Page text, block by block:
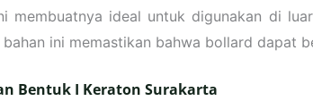
membuatnya ideal untuk digunakan di
bahan ini memastikan bahwa bollard
Bentuk I Keraton Surakarta